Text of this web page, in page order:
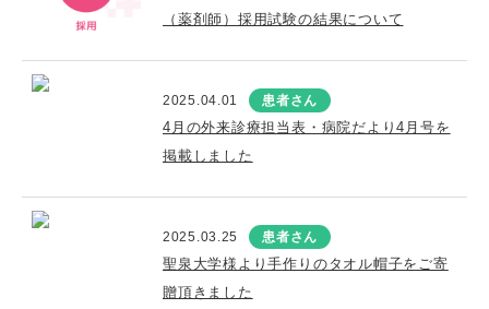
（薬剤師）採用試験の結果について
2025.04.01 患者さん
4月の外来診療担当表・病院だより4月号を
掲載しました
2025.03.25 患者さん
聖泉大学様より手作りのタオル帽子をご寄
贈頂きました